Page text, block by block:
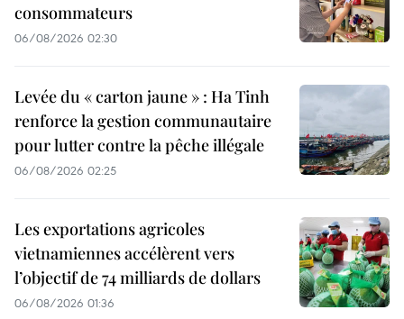
consommateurs
06/08/2026 02:30
Levée du « carton jaune » : Ha Tinh
renforce la gestion communautaire
pour lutter contre la pêche illégale
06/08/2026 02:25
Les exportations agricoles
vietnamiennes accélèrent vers
l’objectif de 74 milliards de dollars
06/08/2026 01:36